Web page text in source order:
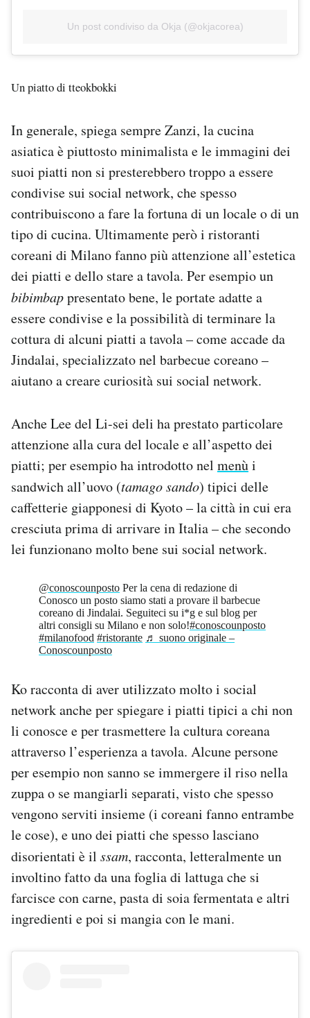
Un post condiviso da Okja (@okjacorea)
Un piatto di tteokbokki
In generale, spiega sempre Zanzi, la cucina
asiatica è piuttosto minimalista e le immagini dei
suoi piatti non si presterebbero troppo a essere
condivise sui social network, che spesso
contribuiscono a fare la fortuna di un locale o di un
tipo di cucina. Ultimamente però i ristoranti
coreani di Milano fanno più attenzione all’estetica
dei piatti e dello stare a tavola. Per esempio un
bibimbappresentato bene, le portate adatte a
essere condivise e la possibilità di terminare la
cottura di alcuni piatti a tavola – come accade da
Jindalai, specializzato nel barbecue coreano –
aiutano a creare curiosità sui social network.
Anche Lee del Li-sei deli ha prestato particolare
attenzione alla cura del locale e all’aspetto dei
piatti; per esempio ha introdotto nel menùi
sandwich all’uovo (tamago sando) tipici delle
caffetterie giapponesi di Kyoto – la città in cui era
cresciuta prima di arrivare in Italia – che secondo
lei funzionano molto bene sui social network.
@conoscounposto Per la cena di redazione di
Conosco un posto siamo stati a provare il barbecue
coreano di Jindalai. Seguiteci su i*g e sul blog per
altri consigli su Milano e non solo!#conoscounposto
#milanofood #ristorante ♬ suono originale –
Conoscounposto
Ko racconta di aver utilizzato molto i social
network anche per spiegare i piatti tipici a chi non
li conosce e per trasmettere la cultura coreana
attraverso l’esperienza a tavola. Alcune persone
per esempio non sanno se immergere il riso nella
zuppa o se mangiarli separati, visto che spesso
vengono serviti insieme (i coreani fanno entrambe
le cose), e uno dei piatti che spesso lasciano
disorientati è il ssam, racconta, letteralmente un
involtino fatto da una foglia di lattuga che si
farcisce con carne, pasta di soia fermentata e altri
ingredienti e poi si mangia con le mani.